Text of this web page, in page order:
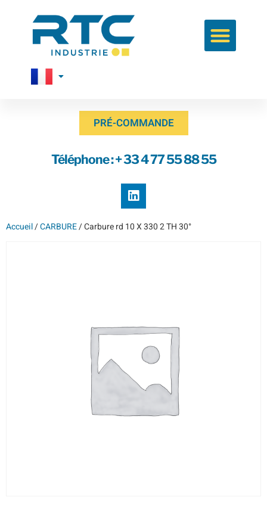
PRÉ-COMMANDE
Téléphone : + 33 4 77 55 88 55
Accueil/CARBURE/ Carbure rd 10 X 330 2 TH 30°